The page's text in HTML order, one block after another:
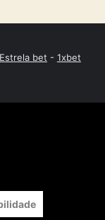
Estrela bet - 1xbet